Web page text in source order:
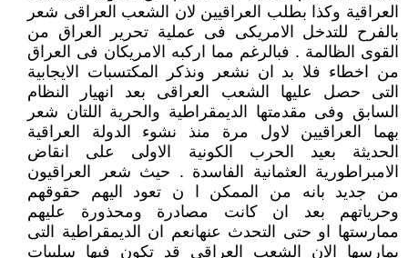
العراقية وكذا بطلب العراقيين لان الشعب العراقى شعر
بالفرح للتدخل الامريكى فى عملية تحرير العراق من
القوى الظالمة . فبالرغم مما اركبه الامريكان فى العراق
من اخطاء فلا بد ان نشعر ونذكر المكتسبات الايجابية
التى حصل عليها الشعب العراقى بعد انهيار النظام
السابق وفى مقدمتها الديمقراطية والحرية اللتان شعر
بهما العراقيين لاول مرة منذ نشوء الدولة العراقية
الحديثة بعيد الحرب الكونية الاولى على انقاض
الامبراطورية العثمانية الفاسدة . حيث شعر العراقيون
من جديد بانه من الممكن ا ن تعود اليهم حقوقهم
وحرياتهم بعد ان كانت مصادرة ومحذورة عليهم
ممارستها او حتى التحدث عنهانعم ان الديمقراطية التى
يمارسها الان الشعب العراقى قد تكون فيها سلبيات